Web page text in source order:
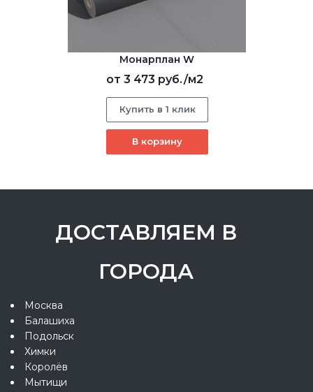
Монарплан W
от 3 473 руб./м2
Купить в 1 клик
В корзину
ДОСТАВЛЯЕМ В
ГОРОДА
Москва
Балашиха
Подольск
Химки
Королёв
Мытищи